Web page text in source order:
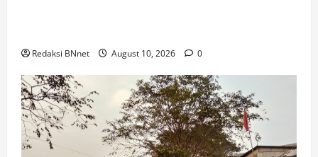
Redaksi BNnet August 10, 2026 0